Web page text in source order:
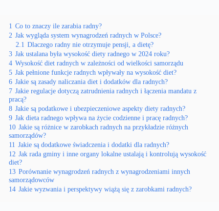
1 Co to znaczy ile zarabia radny?
2 Jak wygląda system wynagrodzeń radnych w Polsce?
2.1 Dlaczego radny nie otrzymuje pensji, a dietę?
3 Jak ustalana była wysokość diety radnego w 2024 roku?
4 Wysokość diet radnych w zależności od wielkości samorządu
5 Jak pełnione funkcje radnych wpływały na wysokość diet?
6 Jakie są zasady naliczania diet i dodatków dla radnych?
7 Jakie regulacje dotyczą zatrudnienia radnych i łączenia mandatu z
pracą?
8 Jakie są podatkowe i ubezpieczeniowe aspekty diety radnych?
9 Jak dieta radnego wpływa na życie codzienne i pracę radnych?
10 Jakie są różnice w zarobkach radnych na przykładzie różnych
samorządów?
11 Jakie są dodatkowe świadczenia i dodatki dla radnych?
12 Jak rada gminy i inne organy lokalne ustalają i kontrolują wysokość
diet?
13 Porównanie wynagrodzeń radnych z wynagrodzeniami innych
samorządowców
14 Jakie wyzwania i perspektywy wiążą się z zarobkami radnych?